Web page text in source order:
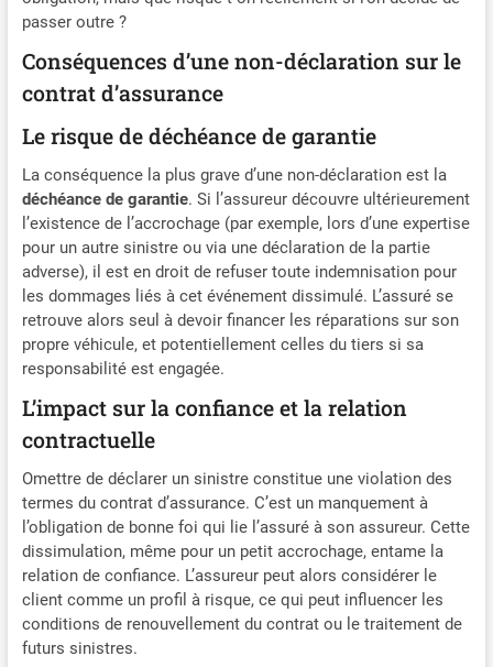
passer outre ?
Conséquences d’une non-déclaration sur le
contrat d’assurance
Le risque de déchéance de garantie
La conséquence la plus grave d’une non-déclaration est la
déchéance de garantie. Si l’assureur découvre ultérieurement
l’existence de l’accrochage (par exemple, lors d’une expertise
pour un autre sinistre ou via une déclaration de la partie
adverse), il est en droit de refuser toute indemnisation pour
les dommages liés à cet événement dissimulé. L’assuré se
retrouve alors seul à devoir financer les réparations sur son
propre véhicule, et potentiellement celles du tiers si sa
responsabilité est engagée.
L’impact sur la confiance et la relation
contractuelle
Omettre de déclarer un sinistre constitue une violation des
termes du contrat d’assurance. C’est un manquement à
l’obligation de bonne foi qui lie l’assuré à son assureur. Cette
dissimulation, même pour un petit accrochage, entame la
relation de confiance. L’assureur peut alors considérer le
client comme un profil à risque, ce qui peut influencer les
conditions de renouvellement du contrat ou le traitement de
futurs sinistres.